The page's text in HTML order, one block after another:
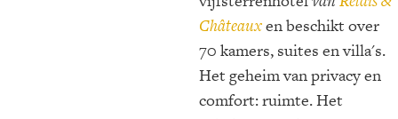
Châteauxen beschikt over
70 kamers, suites en villa's.
Het geheim van privacy en
comfort: ruimte. Het